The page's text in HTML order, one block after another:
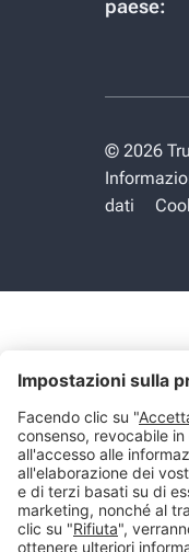
paese:
© 2026
dati